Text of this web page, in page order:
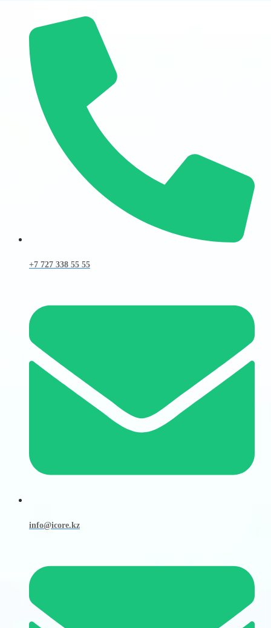
+7 727 338 55 55
info@icore.kz